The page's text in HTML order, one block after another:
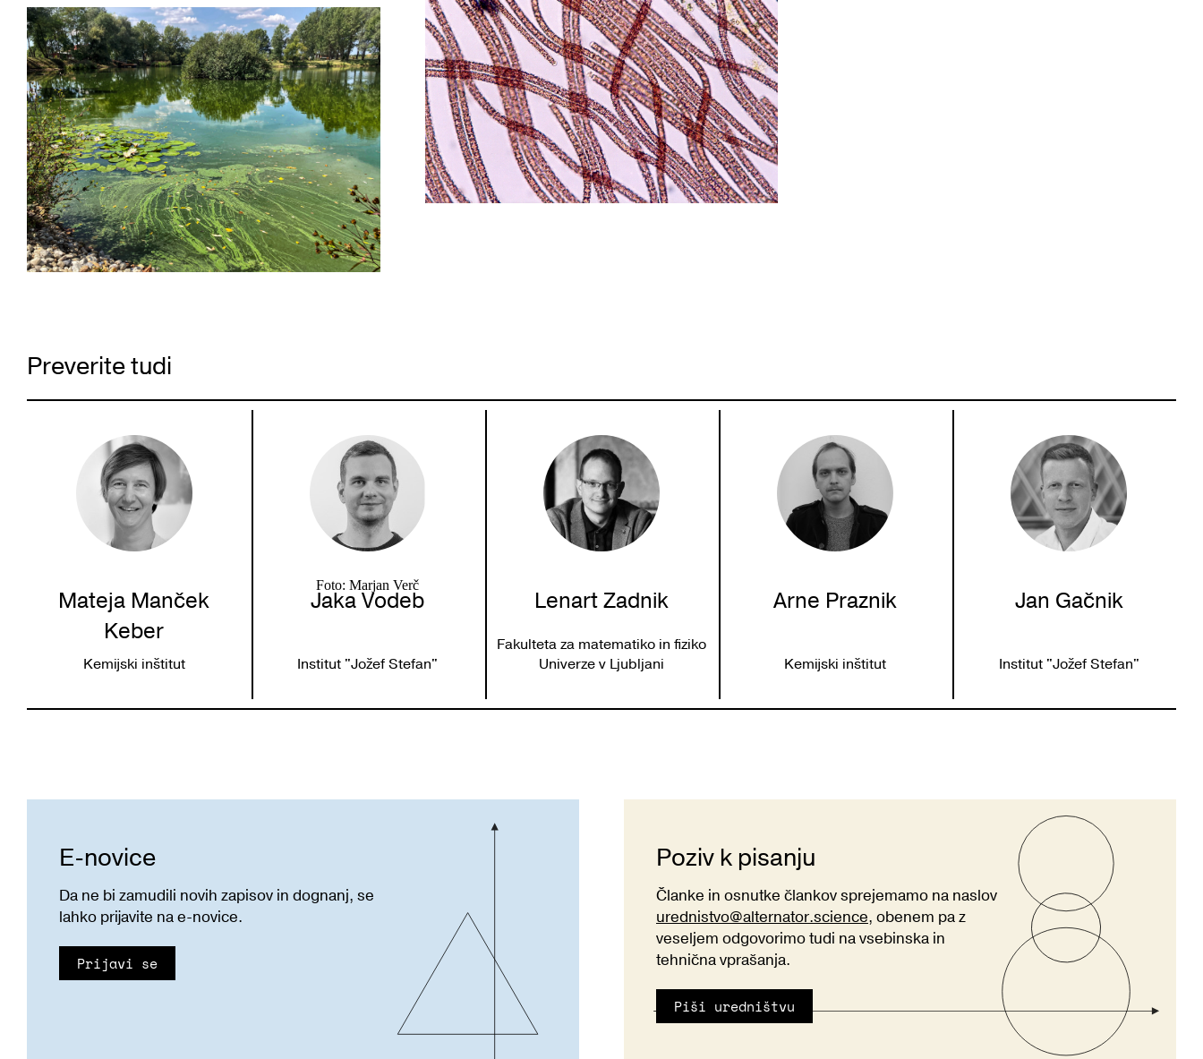
Preverite tudi
Mateja Manček
Keber
Kemijski inštitut
Foto: Marjan Verč
Jaka Vodeb
Institut "Jožef Stefan"
Lenart Zadnik
Fakulteta za matematiko in fiziko
Univerze v Ljubljani
Arne Praznik
Kemijski inštitut
Jan Gačnik
Institut "Jožef Stefan"
E-novice
Da ne bi zamudili novih zapisov in dognanj, se
lahko prijavite na e-novice.
Prijavi se
Poziv k pisanju
Članke in osnutke člankov sprejemamo na naslov
urednistvo@alternator.science, obenem pa z
veseljem odgovorimo tudi na vsebinska in
tehnična vprašanja.
Piši uredništvu